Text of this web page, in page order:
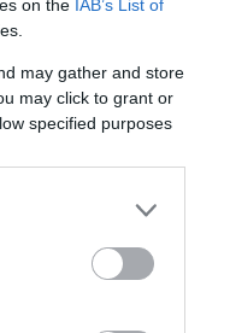
on the IAB’s List of
may gather and store
may click to grant or
specified purposes
συνάρτηση με το
συνθηκών